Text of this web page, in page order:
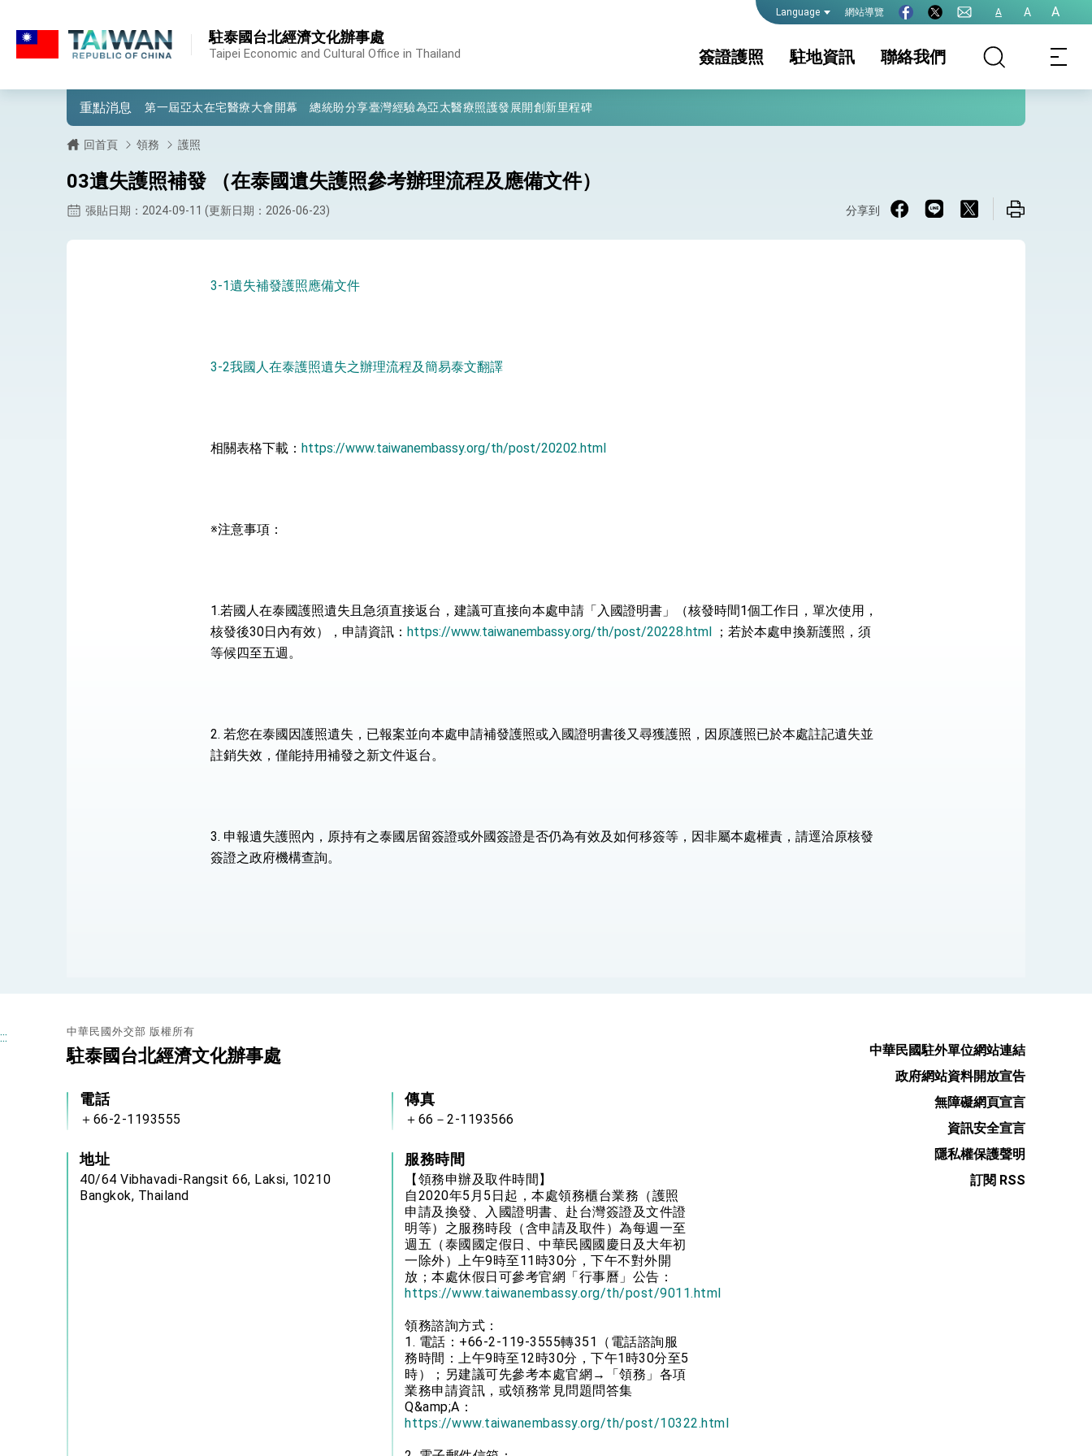
Language 網站導覽 A A A
駐泰國台北經濟文化辦事處
Taipei Economic and Cultural Office in Thailand 簽證護照
領務組簡介 護照
簽證
領務公告
領務常見問題問答
集Q&A
駐地資訊
國家相關資訊 簽證及入境須知
生活資訊
聯絡我們
重點消息
外交部重要言論
第一屆亞太在宅醫療大會開幕 總統盼分享臺灣經驗為亞太醫療照護發展開創新里程碑
外交部發布WHA文宣影片「台灣醫療點亮世界」及「台灣智慧醫療與健康產業展」預告短片，向世界展現台灣守護全球健康的創新能量
總統出訪史瓦帝尼返國談話 強調臺灣人有權利走向世界 盼與理念相近國家共同維護國際秩序
堅定走向世界 賴總統抵達史瓦帝尼王國進行國是訪問
總統與五院院長新春茶敘 盼化分歧為團結、為國家邁出合作第一步
總統接受「法新社」（AFP）專訪內容
外交部長林佳龍午宴歡迎美國聯邦參議員蓋耶哥訪問團
卓揆：臺美關稅談判階段性結果有助臺灣取得有利戰略地位 全力支持「臺美對等貿易協定」簽署
外交部與數位發展部攜手合作，整合台灣雄厚數位實力，達成固邦榮邦目標
民調顯示多數國人滿意政府外交表現，高度支持「總合外交」與台歐美日關係深化
總統以「韌性之島，希望之光」為題發表2026新 年談話
總統發表執政周年談話 盼面對未來挑戰 堅持團結 迎風轉型 穩健前行
回首頁 領務 護照
03遺失護照補發 （在泰國遺失護照參考辦理流程及應備文件）
張貼日期：2024-09-11 (更新日期：2026-06-23) 分享到
3-1遺失補發護照應備文件
3-2我國人在泰護照遺失之辦理流程及簡易泰文翻譯
相關表格下載： https://www.taiwanembassy.org/th/post/20202.html
※注意事項：
1.若國人在泰國護照遺失且急須直接返台，建議可直接向本處申請「入國證明書」（核發時間1個工作日，單次使用，
核發後30日內有效），申請資訊： https://www.taiwanembassy.org/th/post/20228.html ；若於本處申換新護照，須
等候四至五週。
2. 若您在泰國因護照遺失，已報案並向本處申請補發護照或入國證明書後又尋獲護照，因原護照已於本處註記遺失並
註銷失效，僅能持用補發之新文件返台。
3. 申報遺失護照內，原持有之泰國居留簽證或外國簽證是否仍為有效及如何移簽等，因非屬本處權責，請逕洽原核發
簽證之政府機構查詢。
::: 中華民國外交部 版權所有
駐泰國台北經濟文化辦事處
電話
＋66-2-1193555
傳真
＋66－2-1193566
地址
40/64 Vibhavadi-Rangsit 66, Laksi, 10210
Bangkok, Thailand
服務時間
【領務申辦及取件時間】
自2020年5月5日起，本處領務櫃台業務（護照
申請及換發、入國證明書、赴台灣簽證及文件證
明等）之服務時段（含申請及取件）為每週一至
週五（泰國國定假日、中華民國國慶日及大年初
一除外）上午9時至11時30分，下午不對外開
放；本處休假日可參考官網「行事曆」公告：
https://www.taiwanembassy.org/th/post/9011.html
領務諮詢方式：
1. 電話：+66-2-119-3555轉351（電話諮詢服
務時間：上午9時至12時30分，下午1時30分至5
時）；另建議可先參考本處官網→「領務」各項
業務申請資訊，或領務常見問題問答集
Q&amp;A：
https://www.taiwanembassy.org/th/post/10322.html
中華民國駐外單位網站連結
政府網站資料開放宣告
無障礙網頁宣言
資訊安全宣言
隱私權保護聲明
訂閱 RSS